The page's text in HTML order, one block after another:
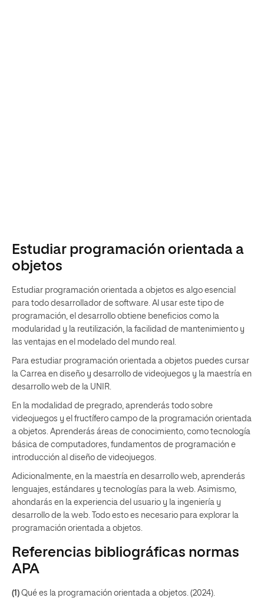
Estudiar programación orientada a
objetos
Estudiar programación orientada a objetos es algo esencial
para todo desarrollador de software. Al usar este tipo de
programación, el desarrollo obtiene beneficios como la
modularidad y la reutilización, la facilidad de mantenimiento y
las ventajas en el modelado del mundo real.
Para estudiar programación orientada a objetos puedes cursar
la Carrea en diseño y desarrollo de videojuegos y la maestría en
desarrollo web de la UNIR.
En la modalidad de pregrado, aprenderás todo sobre
videojuegos y el fructífero campo de la programación orientada
a objetos. Aprenderás áreas de conocimiento, como tecnología
básica de computadores, fundamentos de programación e
introducción al diseño de videojuegos.
Adicionalmente, en la maestría en desarrollo web, aprenderás
lenguajes, estándares y tecnologías para la web. Asimismo,
ahondarás en la experiencia del usuario y la ingeniería y
desarrollo de la web. Todo esto es necesario para explorar la
programación orientada a objetos.
Referencias bibliográficas normas
APA
(1) Qué es la programación orientada a objetos. (2024).